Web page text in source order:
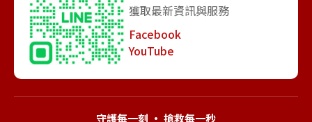
獲取最新資訊與服務
Facebook
YouTube
守護每一刻 · 搶救每一秒